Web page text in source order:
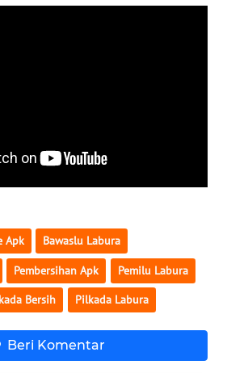
Apk Bawaslu Labura
Pembersihan Apk Pemilu Labura
Bersih Pilkada Labura
Beri Komentar